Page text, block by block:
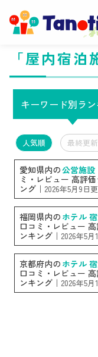
「屋内宿
キーワード別ラ
人気順 最終更
愛知県内の公営施設
ミ・レビュー 高評
ング｜ 2026年5月9日
福岡県内の ホテル
口コミ・レビュー 高
ンキング｜ 2026年5
京都府内の ホテル
口コミ・レビュー 高
ンキング｜ 2026年5